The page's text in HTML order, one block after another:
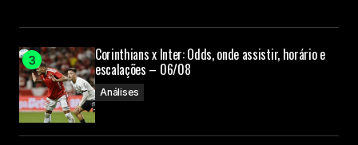
Corinthians x Inter: Odds, onde assistir, horário e
escalações – 06/08
Análises